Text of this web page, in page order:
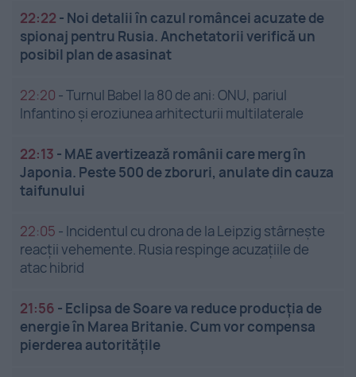
22:22 - Noi detalii în cazul româncei acuzate de
spionaj pentru Rusia. Anchetatorii verifică un
posibil plan de asasinat
22:20 -Turnul Babel la 80 de ani: ONU, pariul
Infantino și eroziunea arhitecturii multilaterale
22:13 - MAE avertizează românii care merg în
Japonia. Peste 500 de zboruri, anulate din cauza
taifunului
22:05 - Incidentul cu drona de la Leipzig stârnește
reacții vehemente. Rusia respinge acuzațiile de
atac hibrid
21:56 - Eclipsa de Soare va reduce producția de
energie în Marea Britanie. Cum vor compensa
pierderea autoritățile